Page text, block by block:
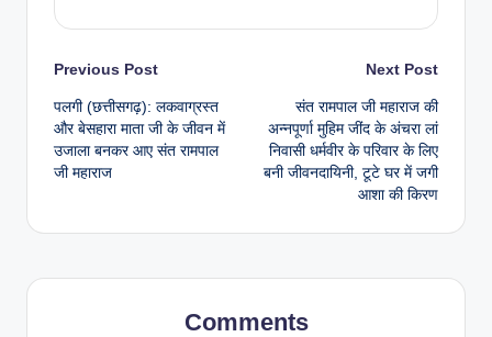
Previous Post
पलगी (छत्तीसगढ़): लकवाग्रस्त
और बेसहारा माता जी के जीवन में
उजाला बनकर आए संत रामपाल
जी महाराज
Next Post
संत रामपाल जी महाराज की
अन्नपूर्णा मुहिम जींद के अंचरा लां
निवासी धर्मवीर के परिवार के लिए
बनी जीवनदायिनी, टूटे घर में जगी
आशा की किरण
Comments